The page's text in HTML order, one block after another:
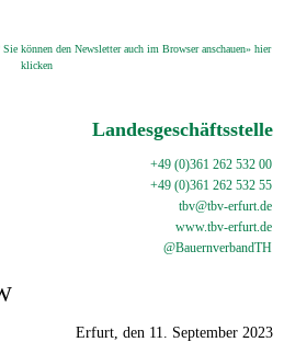
können den Newsletter auch im Browser anschauen» hier
klicken
Landesgeschäftsstelle
+49 (0)361 262 532 00
+49 (0)361 262 532 55
tbv@tbv-erfurt.de
www.tbv-erfurt.de
@BauernverbandTH
Erfurt, den 11. September 2023